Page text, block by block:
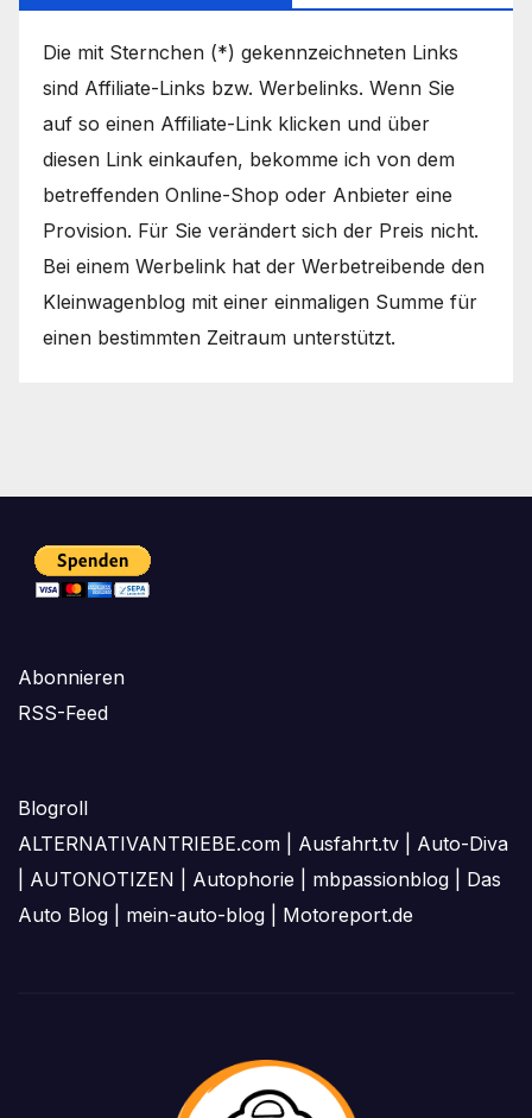
Die mit Sternchen (*) gekennzeichneten Links
sind Affiliate-Links bzw. Werbelinks. Wenn Sie
auf so einen Affiliate-Link klicken und über
diesen Link einkaufen, bekomme ich von dem
betreffenden Online-Shop oder Anbieter eine
Provision. Für Sie verändert sich der Preis nicht.
Bei einem Werbelink hat der Werbetreibende den
Kleinwagenblog mit einer einmaligen Summe für
einen bestimmten Zeitraum unterstützt.
Abonnieren
RSS-Feed
Blogroll
ALTERNATIVANTRIEBE.com
Ausfahrt.tv
Auto-Diva
AUTONOTIZEN Autophorie mbpassionblog
Das
Auto Blog
mein-auto-blog Motoreport.de